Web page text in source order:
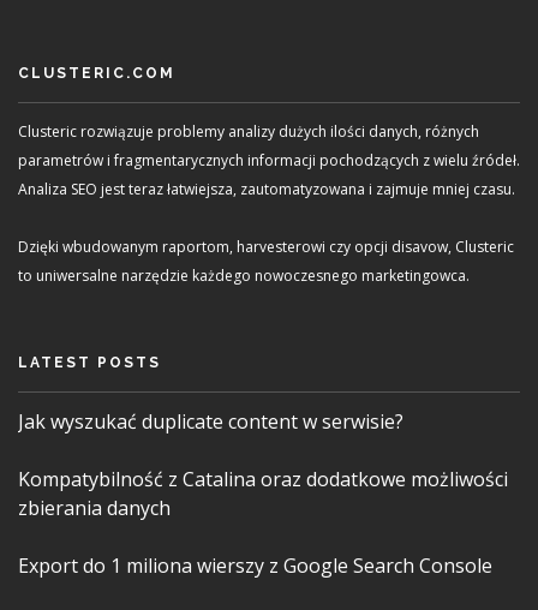
CLUSTERIC.COM
Clusteric rozwiązuje problemy analizy dużych ilości danych, różnych
parametrów i fragmentarycznych informacji pochodzących z wielu źródeł.
Analiza SEO jest teraz łatwiejsza, zautomatyzowana i zajmuje mniej czasu.
Dzięki wbudowanym raportom, harvesterowi czy opcji disavow, Clusteric
to uniwersalne narzędzie każdego nowoczesnego marketingowca.
LATEST POSTS
Jak wyszukać duplicate content w serwisie?
Kompatybilność z Catalina oraz dodatkowe możliwości
zbierania danych
Export do 1 miliona wierszy z Google Search Console